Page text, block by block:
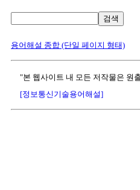
검색
용어해설 종합 (단일 페이지 형태)
"본 웹사이트 내 모든 저작물은 원
[정보통신기술용어해설]